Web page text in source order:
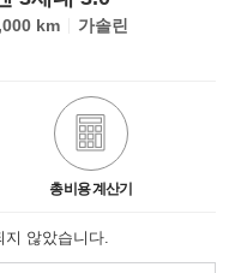
km 가솔린
총비용 계산기
지 않았습니다.